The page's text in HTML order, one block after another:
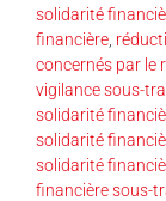
solidarité
financière
concernés par le
vigilance sous-
solidarité
solidarité
solidarité
financière sous-